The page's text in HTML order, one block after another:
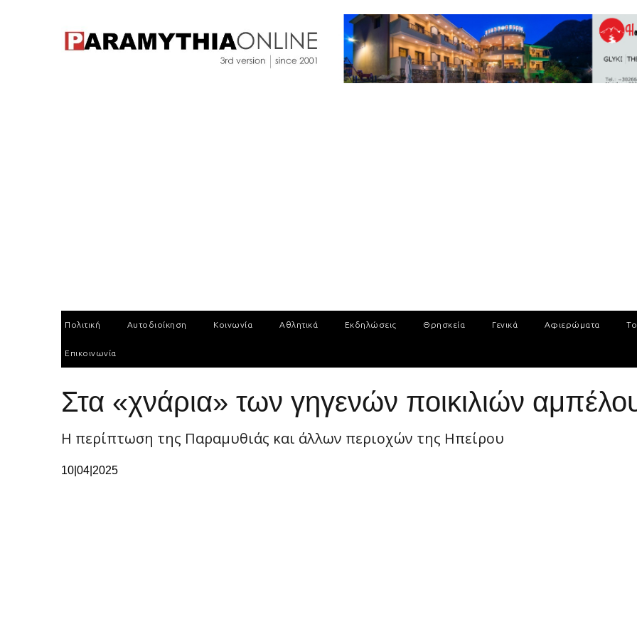
Πολιτική Αυτοδιοίκηση Κοινωνία Αθλητικά Εκδηλώσεις Θρησκεία Γενικά Αφιερώματα
Επικοινωνία
Στα «χνάρια» των γηγενών ποικιλιών
Η περίπτωση της Παραμυθιάς και άλλων περιοχών της Ηπείρου
10|04|2025